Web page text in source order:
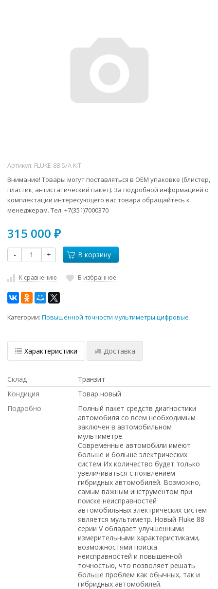
Артикул: FLUKE-88-5/A KIT
Внимание! Товары могут поставляться в ОЕМ упаковке (блистер,
пластик, антистатический пакет). За подробной информацией о
комплектации интересующего вас товара обращайтесь к
менеджерам. Тел. +7(351)7000370
315 000 ₽
- + В корзину
К сравнению В избранное
Категории: Повышенной точности мультиметры цифровые
Характеристики Доставка
Склад
Транзит
Кондиция
Товар новый
Подробно
Полный пакет средств диагностики
автомобиля со всем необходимым
заключен в автомобильном
мультиметре.
Современные автомобили имеют
больше и больше электрических
систем Их количество будет только
увеличиваться с появлением
гибридных автомобилей. Возможно,
самым важным инструментом при
поиске неисправностей
автомобильных электрических систем
является мультиметр. Новый Fluke 88
серии V обладает улучшенными
измерительными характеристиками,
возможностями поиска
неисправностей и повышенной
точностью, что позволяет решать
больше проблем как обычных, так и
гибридных автомобилей.